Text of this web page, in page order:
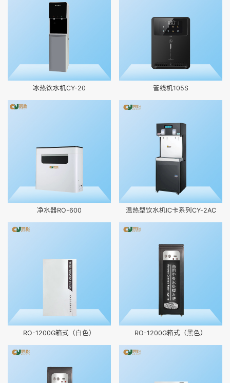
冰热饮水机CY-20 管线机105S
净水器RO-600 温热型饮水机IC卡系列CY-2AC
RO-1200G箱式（白色） RO-1200G箱式（黑色）